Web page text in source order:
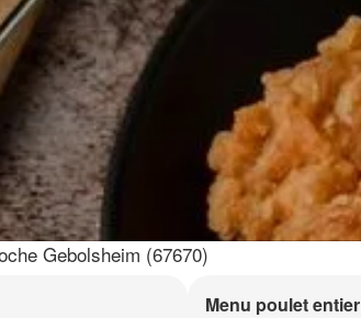
Gebolsheim (67670)
Menu poulet entier